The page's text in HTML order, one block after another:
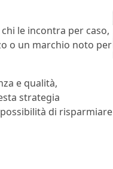
le incontra per caso,
o un marchio noto per
e qualità,
strategia
di risparmiare